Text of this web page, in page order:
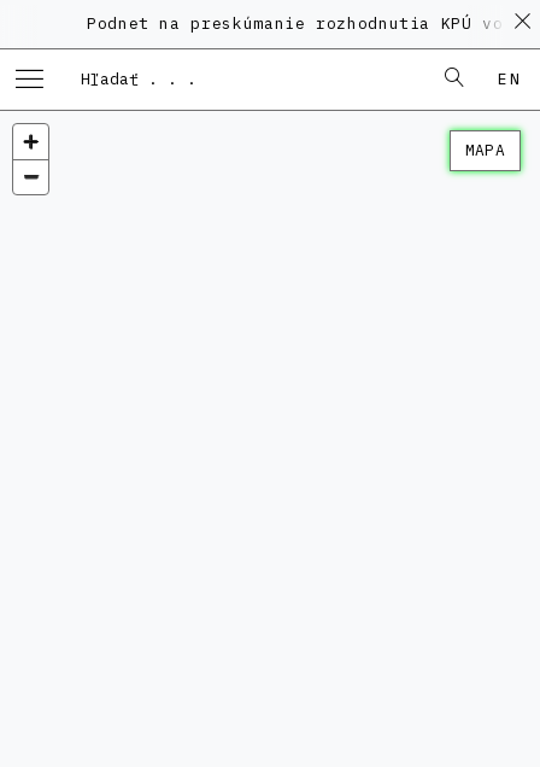
Podnet na preskúmanie rozhodnutia KPÚ vo
EN
MAPA